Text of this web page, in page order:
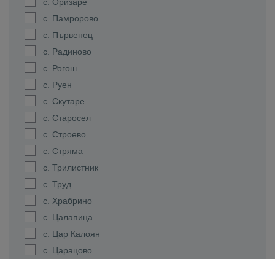
с. Памророво
с. Първенец
с. Радиново
с. Рогош
с. Руен
с. Скутаре
с. Старосел
с. Строево
с. Стряма
с. Трилистник
с. Труд
с. Храбрино
с. Цалапица
с. Цар Калоян
с. Царацово